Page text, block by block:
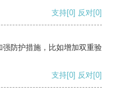
支持[0] 反对[0]
防护措施，比如增加双重验
支持[0] 反对[0]